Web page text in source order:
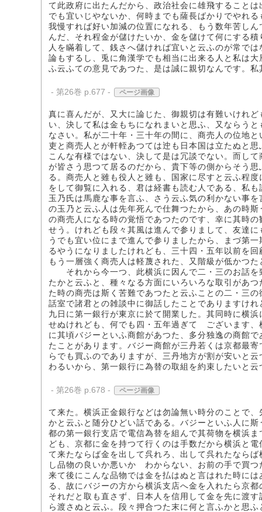
て此政府に出たんだから、政治社会に雄飛すること
でも宜いじやないか、何時までも薩長ばかりでやれ
我慢すれば好い加減の位置になれる、もう数年苦し
んだ、それ程金が儲けたいか、金を儲けて何にする
人を瞞着して、銭さへ儲ければ宜いと云ふのが常で
論もするし、兎に角漢学でも相当に出来る人と私は
ふ云ふての意見であつた、是は誠に親切なんです。私
- 第26巻 p.677 - ページ画像
真に喜んだが、又大に論じた、御親切は有難いけれ
い、決して私は金もちになれまいと思ふ、又ならう
なさい。私が二十年・三十年の間に、商売人の位地
吏と商売人とが軒輊あつては迚も日本国は立たぬと
こんな有様ではない、決して是は冗談でない。而し
が皆さう思つて居るのだから、貴下等の側からそう
る。商売人と雖も役人と雖も、国家に尽すと云ふ程
をして御覧に入れる、君は経書も読む人である、私
玉乃氏は馬鹿な事を言ふ、さう云ふ気の利かない事
の玉乃と云ふ人は先年死んで仕舞つたから、あの時
の商売人になる時の覚悟であつたのです、幸に其時
せう。けれども段々其風は進んで参りまして、友達
うでも宜い位にまで進んで参りましたから、まづ第
るやうになりましたけれども、三十四・五年以前を
もう一層強く商売人は軽蔑された、又階級が低かつ
それから今一つ、此横浜に因んで二・三のお話を
たかと云ふと、種々なる方面にいろいろな取引があ
た時の商売は斯く苦難であつたと云ふことの二・三
話室で諸君との雑談中に御話したことでありますけ
九日に第一銀行が東京に於て開業した。其同時に横
せぬけれども、何でも四・五年過ぎてゝございます
に其頃バジーといふ商館があつた、多分独逸の商館
たことがあります。バジー商館が三丹若くは京都最
らでも買ふのでありますが、三丹地方が割が安いと
わるいから、第一銀行に為替の取組を約束したいと云
- 第26巻 p.678 - ページ画像
て来た。横浜正金銀行などは勿論無い時分のことで
かと云ふと随分ひどい話である。バジーといふ人に
都の第一銀行支店で電信為替を組んで其荷物を横浜
ども、京都に金を持つて行くのは手数だから横浜と
て来たならば金を出して呉れろ、出して呉れたなら
し品物の良いか悪いかゞわからない、お前の手で買
来て後にこんな品物では金を払はぬと言はれた時に
る、故にバジーの方から横浜支店へ金を入れたら京
それだと取も直さず、日本人を信用して金を先に渡
ら渡さぬと云ふ。段々押合つた末に何と言ふかと思